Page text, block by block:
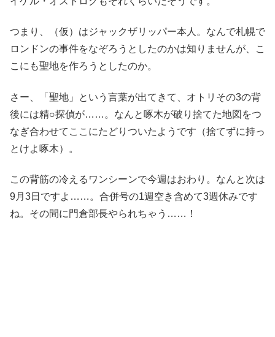
つまり、（仮）はジャックザリッパー本人。なんで札幌で
ロンドンの事件をなぞろうとしたのかは知りませんが、こ
こにも聖地を作ろうとしたのか。
さー、「聖地」という言葉が出てきて、オトリその3の背
後には精○探偵が……。なんと啄木が破り捨てた地図をつ
なぎ合わせてここにたどりついたようです（捨てずに持っ
とけよ啄木）。
この背筋の冷えるワンシーンで今週はおわり。なんと次は
9月3日ですよ……。合併号の1週空き含めて3週休みです
ね。その間に門倉部長やられちゃう……！